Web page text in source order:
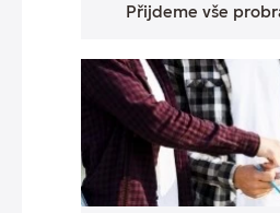
Přijdeme vše